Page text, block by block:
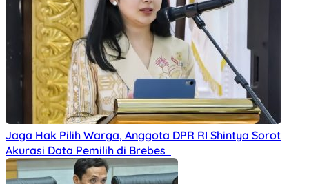
Jaga Hak Pilih Warga, Anggota DPR RI Shintya Sorot
Akurasi Data Pemilih di Brebes